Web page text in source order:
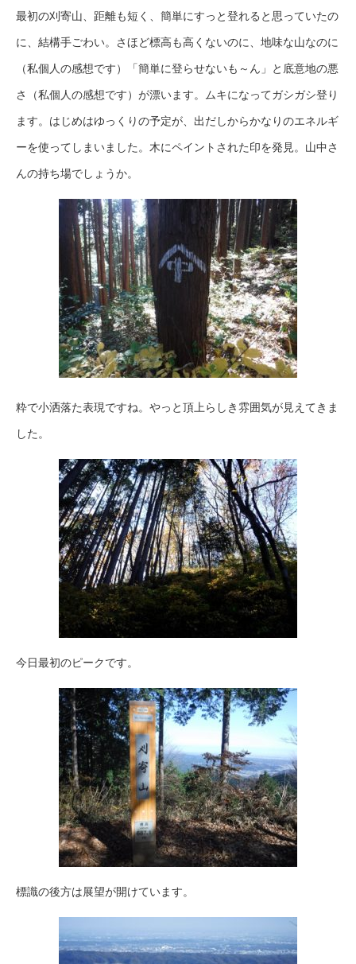
最初の刈寄山、距離も短く、簡単にすっと登れると思っていたの
に、結構手ごわい。さほど標高も高くないのに、地味な山なのに
（私個人の感想です）「簡単に登らせないも～ん」と底意地の悪
さ（私個人の感想です）が漂います。ムキになってガシガシ登り
ます。はじめはゆっくりの予定が、出だしからかなりのエネルギ
ーを使ってしまいました。木にペイントされた印を発見。山中さ
んの持ち場でしょうか。
粋で小洒落た表現ですね。やっと頂上らしき雰囲気が見えてきま
した。
今日最初のピークです。
標識の後方は展望が開けています。